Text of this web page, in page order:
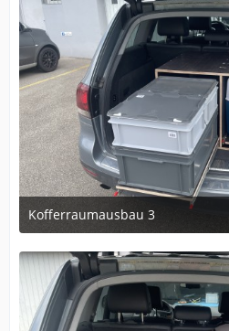
Kofferraumausbau 3
9. Mai 2024 um 20:14